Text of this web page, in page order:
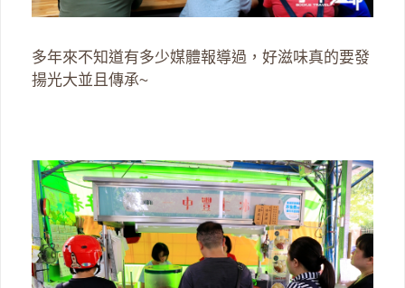
多年來不知道有多少媒體報導過，好滋味真的要發
揚光大並且傳承~